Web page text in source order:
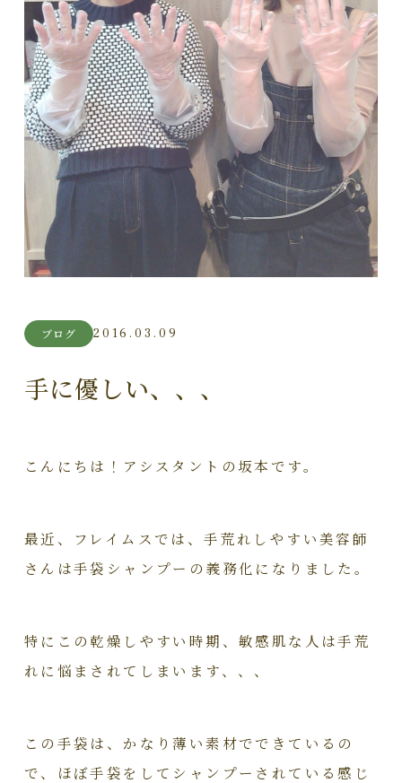
ブログ 2016.03.09
手に優しい、、、
こんにちは！アシスタントの坂本です。
最近、フレイムスでは、手荒れしやすい美容師
さんは手袋シャンプーの義務化になりました。
特にこの乾燥しやすい時期、敏感肌な人は手荒
れに悩まされてしまいます、、、
この手袋は、かなり薄い素材でできているの
で、ほぼ手袋をしてシャンプーされている感じ